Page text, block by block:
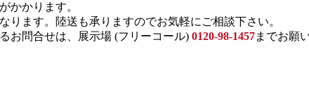
がかかります。
ります。陸送も承りますのでお気軽にご相談下さい。
お問合せは、展示場 (フリーコール) 0120-98-1457までお願